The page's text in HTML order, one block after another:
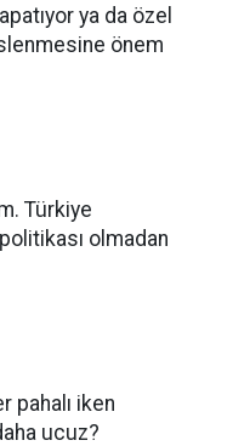
ya da özel
önem
Türkiye
olmadan
pahalı iken
ucuz?